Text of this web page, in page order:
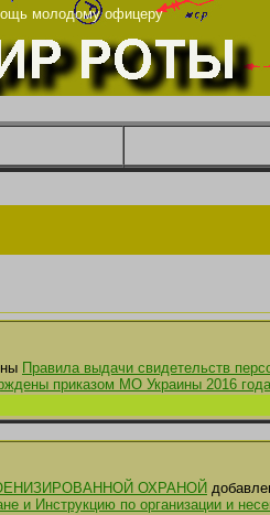
молодому офицеру
Правила выдачи свидетельств
приказом МО Украины 2016
ОХРАНОЙ
и Инструкцию по организации и